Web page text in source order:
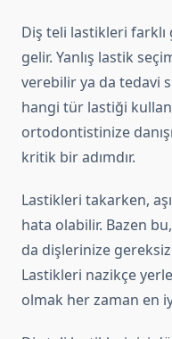
Diş teli lastikleri
gelir. Yanlış lastik
verebilir ya da tedavi
hangi tür lastiği
ortodontistinize
kritik bir adımdır.
Lastikleri takarken,
hata olabilir. Bazen
da dişlerinize
Lastikleri nazikçe
olmak her zaman en